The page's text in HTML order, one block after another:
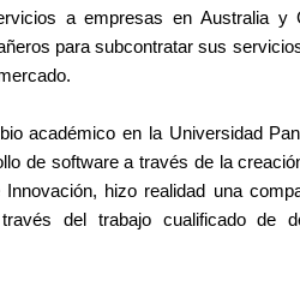
a empresas en Australia y
para subcontratar sus
académico en la Universidad
de software a través de la
hizo realidad una
del trabajo cualificado de